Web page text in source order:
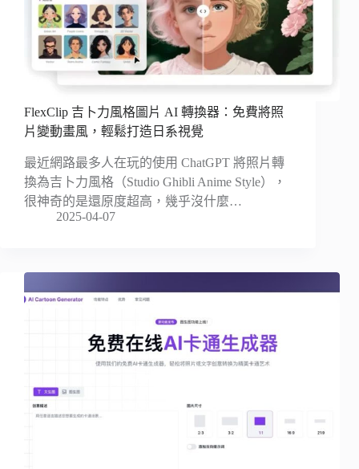
FlexClip 吉卜力風格圖片 AI 轉換器：免費將照
片變動畫風，輕鬆打造日系視覺
最近網路最多人在玩的使用 ChatGPT 將照片轉
換為吉卜力風格（Studio Ghibli Anime Style），
很神奇的是還原度超高，幾乎沒什麼…
2025-04-07